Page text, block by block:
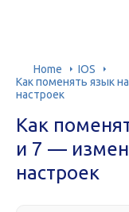
Home
IOS
Как поменять язык
настроек
Как
и 7 —
настроек